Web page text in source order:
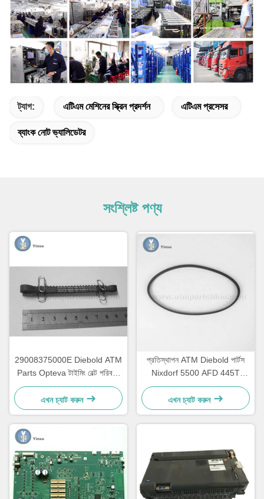
ট্যাগ: এটিএম মেশিনের স্ক্রিন প্রদর্শন এটিএম প্রসেসর
ব্যাংক নোট ভ্যালিডেটর
সংশ্লিষ্ট পণ্য
29008375000E Diebold ATM
Parts Opteva টাইমিং বেল্ট পরিবহন
বেল্ট 67T
এখন চ্যাট করুন
প্রতিস্থাপন ATM Diebold পার্টস
Nixdorf 5500 AFD 445T
পরিবহন বেল্ট 2900837500AH
এখন চ্যাট করুন